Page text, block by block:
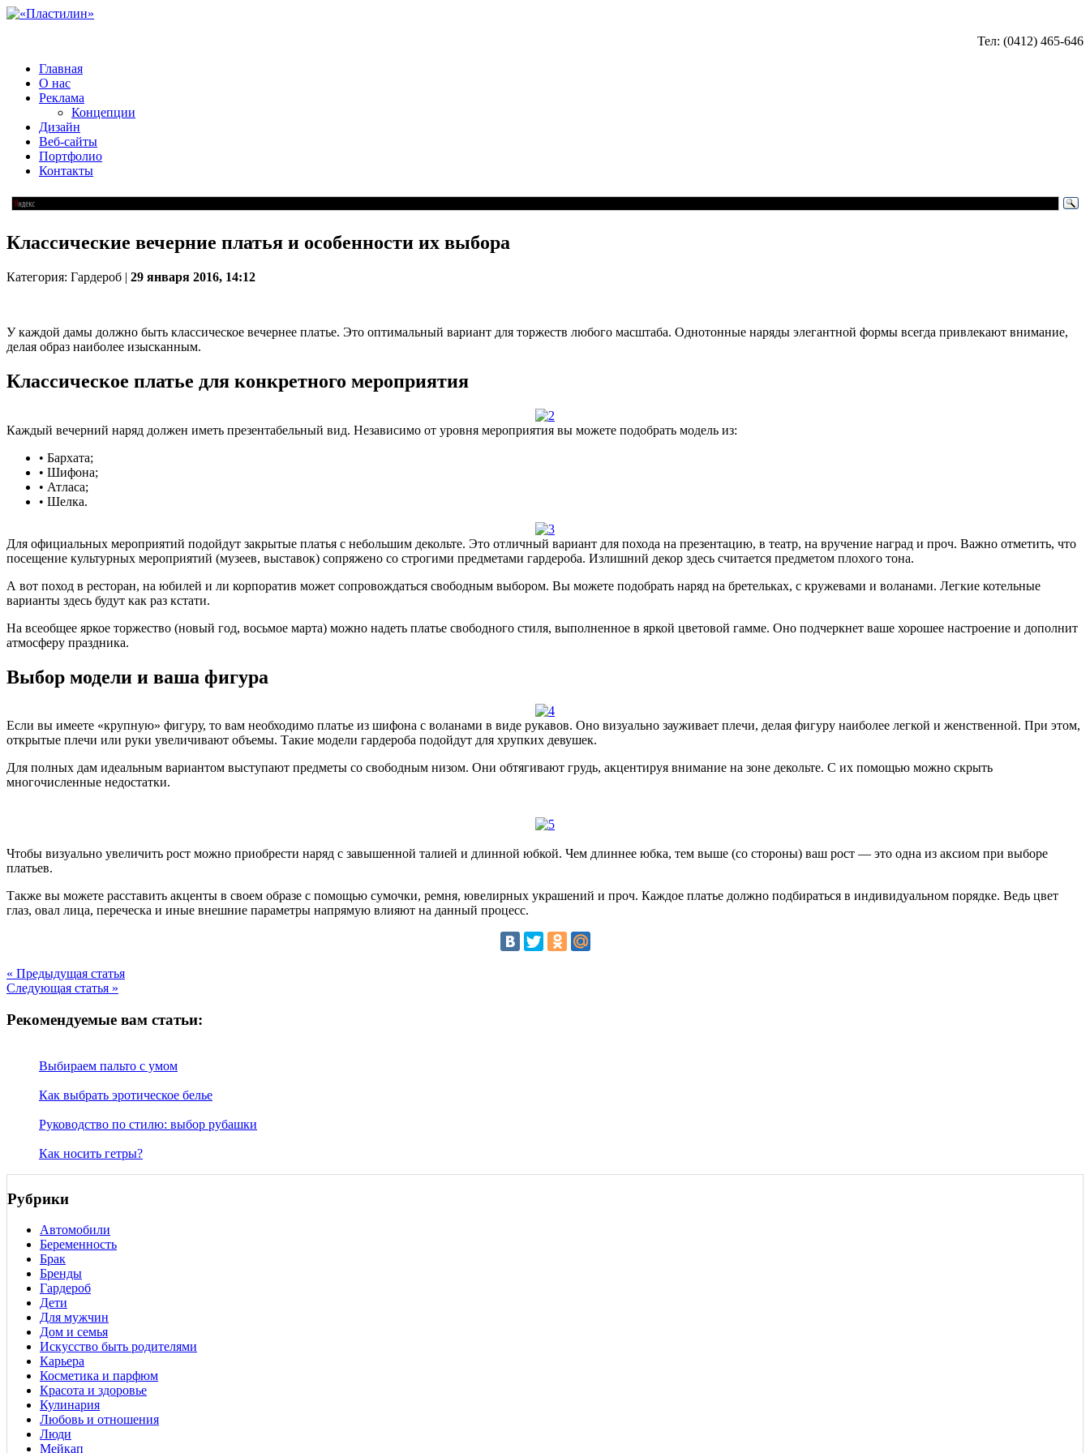
Тел: (0412) 465-646
Главная
О нас
Реклама
Концепции
Дизайн
Веб-сайты
Портфолио
Контакты
Классические вечерние платья и особенности их выбора
Категория: Гардероб | 29 января 2016, 14:12
У каждой дамы должно быть классическое вечернее платье. Это оптимальный вариант для торжеств любого масштаба. Однотонные наряды элегантной формы всегда привлекают внимание,
делая образ наиболее изысканным.
Классическое платье для конкретного мероприятия
Каждый вечерний наряд должен иметь презентабельный вид. Независимо от уровня мероприятия вы можете подобрать модель из:
• Бархата;
• Шифона;
• Атласа;
• Шелка.
Для официальных мероприятий подойдут закрытые платья с небольшим декольте. Это отличный вариант для похода на презентацию, в театр, на вручение наград и проч. Важно отметить, что
посещение культурных мероприятий (музеев, выставок) сопряжено со строгими предметами гардероба. Излишний декор здесь считается предметом плохого тона.
А вот поход в ресторан, на юбилей и ли корпоратив может сопровождаться свободным выбором. Вы можете подобрать наряд на бретельках, с кружевами и воланами. Легкие котельные
варианты здесь будут как раз кстати.
На всеобщее яркое торжество (новый год, восьмое марта) можно надеть платье свободного стиля, выполненное в яркой цветовой гамме. Оно подчеркнет ваше хорошее настроение и дополнит
атмосферу праздника.
Выбор модели и ваша фигура
Если вы имеете «крупную» фигуру, то вам необходимо платье из шифона с воланами в виде рукавов. Оно визуально зауживает плечи, делая фигуру наиболее легкой и женственной. При этом,
открытые плечи или руки увеличивают объемы. Такие модели гардероба подойдут для хрупких девушек.
Для полных дам идеальным вариантом выступают предметы со свободным низом. Они обтягивают грудь, акцентируя внимание на зоне декольте. С их помощью можно скрыть
многочисленные недостатки.
Чтобы визуально увеличить рост можно приобрести наряд с завышенной талией и длинной юбкой. Чем длиннее юбка, тем выше (со стороны) ваш рост — это одна из аксиом при выборе
платьев.
Также вы можете расставить акценты в своем образе с помощью сумочки, ремня, ювелирных украшений и проч. Каждое платье должно подбираться в индивидуальном порядке. Ведь цвет
глаз, овал лица, переческа и иные внешние параметры напрямую влияют на данный процесс.
« Предыдущая статья
Следующая статья »
Рекомендуемые вам статьи:
Выбираем пальто с умом
Как выбрать эротическое белье
Руководство по стилю: выбор рубашки
Как носить гетры?
Рубрики
Автомобили
Беременность
Брак
Бренды
Гардероб
Дети
Для мужчин
Дом и семья
Искусство быть родителями
Карьера
Косметика и парфюм
Красота и здоровье
Кулинария
Любовь и отношения
Люди
Мейкап